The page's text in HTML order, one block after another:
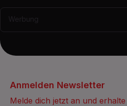
Werbung
Anmelden Newsletter
Melde dich jetzt an und